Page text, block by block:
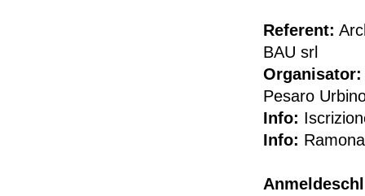
Referent:
BAU srl
Organisator:
Pesaro
Info:
Info: